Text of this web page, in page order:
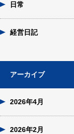
日常
経営日記
アーカイブ
2026年4月
2026年2月